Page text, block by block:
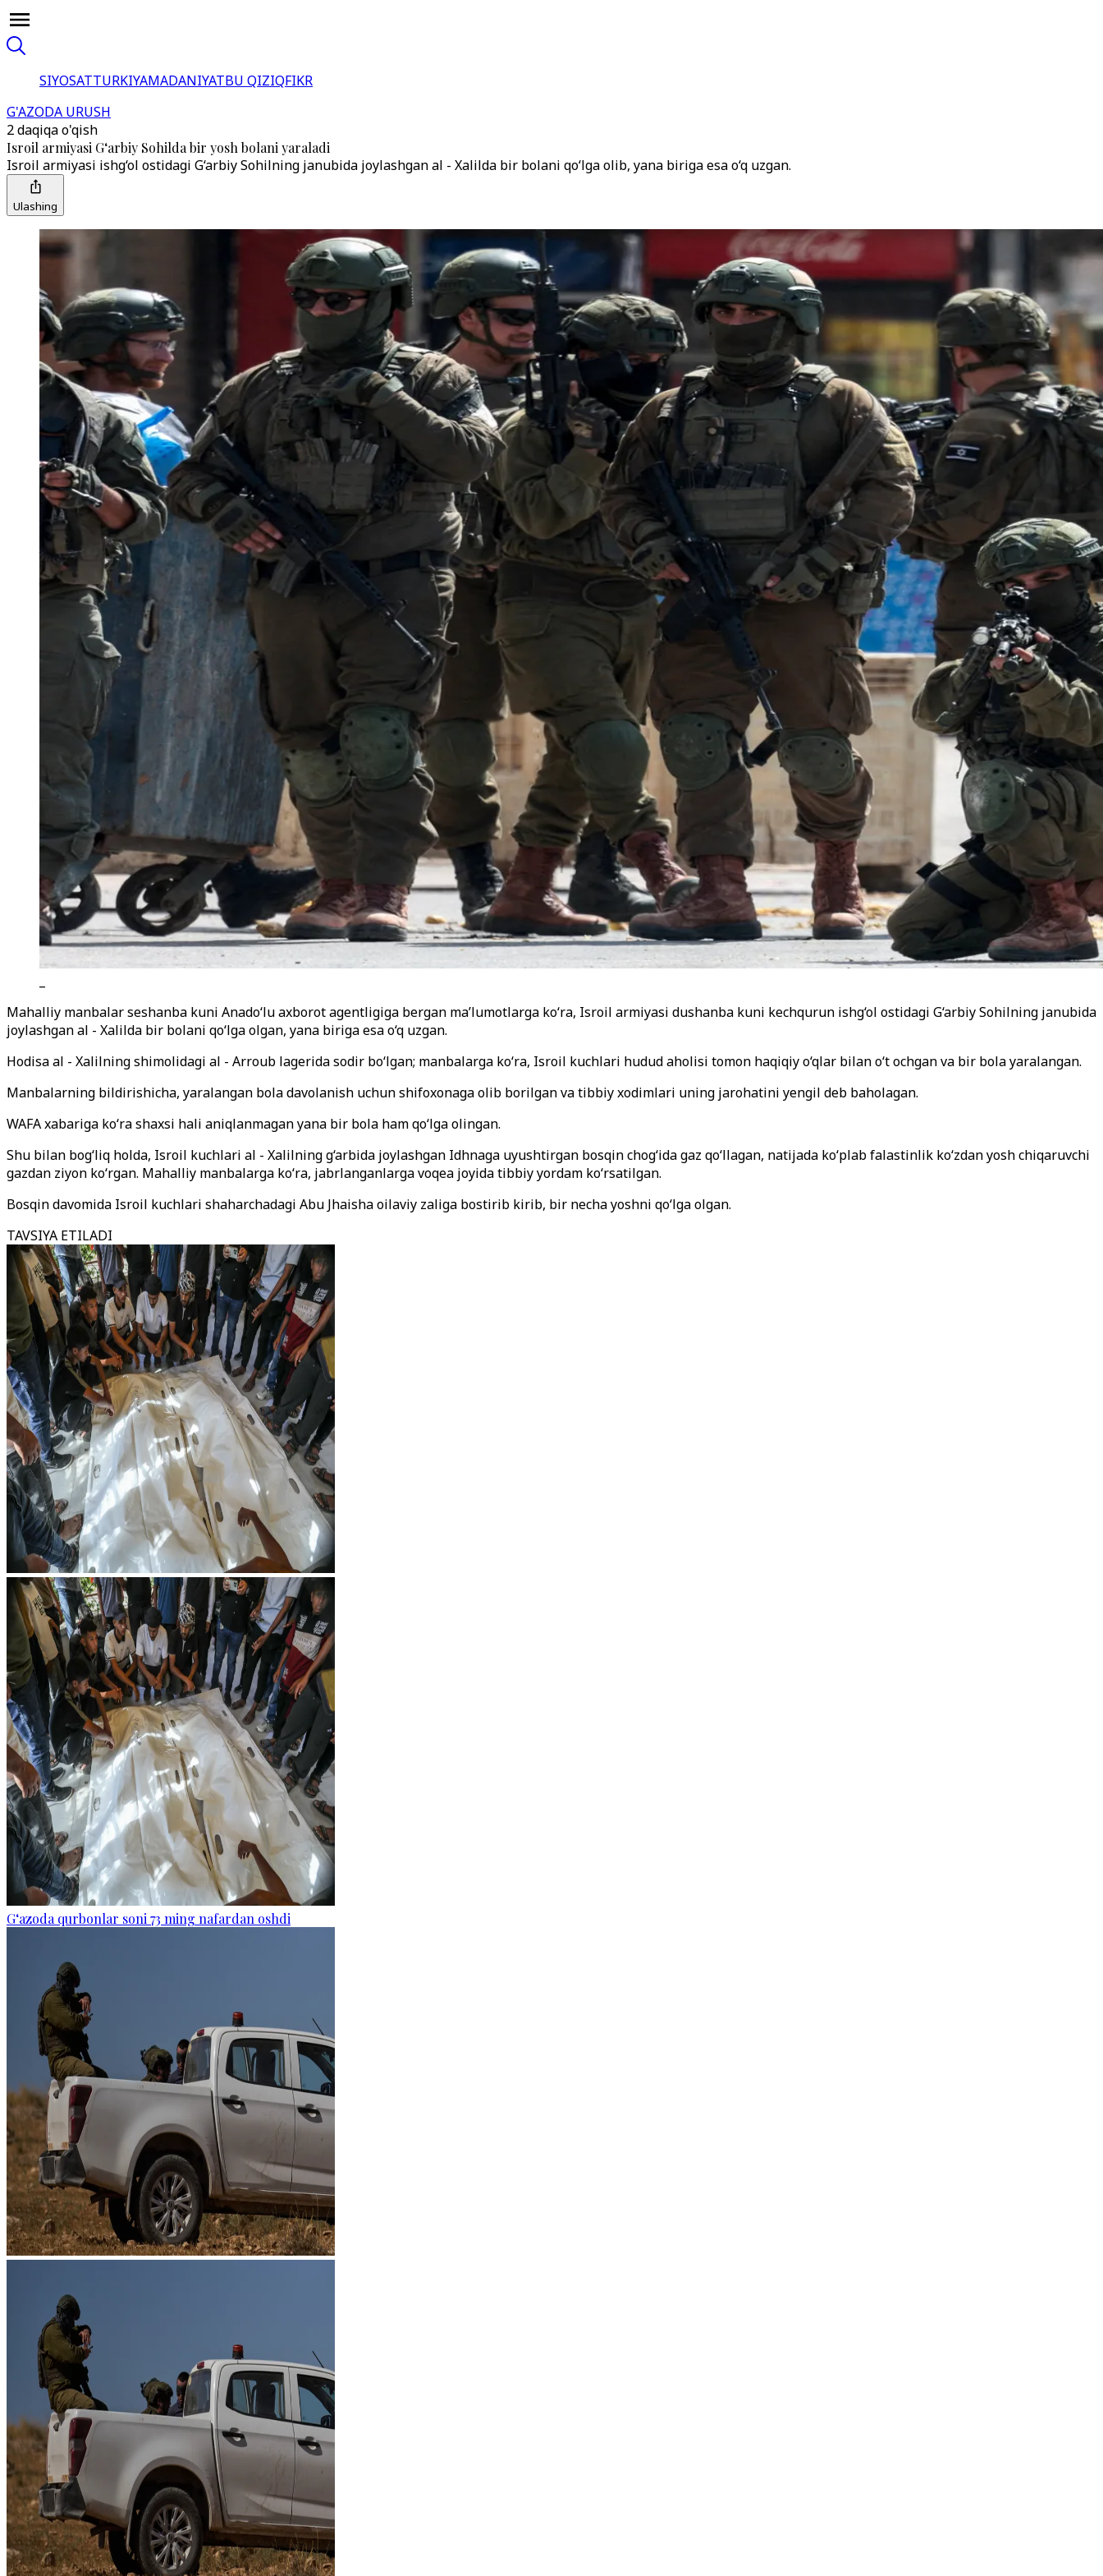
SIYOSATTURKIYAMADANIYATBU QIZIQFIKR
G'AZODA URUSH
2 daqiqa o'qish
Isroil armiyasi G‘arbiy Sohilda bir yosh bolani yaraladi
Isroil armiyasi ishg‘ol ostidagi G‘arbiy Sohilning janubida joylashgan al - Xalilda bir bolani qo‘lga olib, yana biriga esa o‘q uzgan.
Ulashing
Mahalliy manbalar seshanba kuni Anado‘lu axborot agentligiga bergan ma’lumotlarga ko‘ra, Isroil armiyasi dushanba kuni kechqurun ishg‘ol ostidagi G‘arbiy Sohilning janubida
joylashgan al - Xalilda bir bolani qo‘lga olgan, yana biriga esa o‘q uzgan.
Hodisa al - Xalilning shimolidagi al - Arroub lagerida sodir bo‘lgan; manbalarga ko‘ra, Isroil kuchlari hudud aholisi tomon haqiqiy o‘qlar bilan o‘t ochgan va bir bola yaralangan.
Manbalarning bildirishicha, yaralangan bola davolanish uchun shifoxonaga olib borilgan va tibbiy xodimlari uning jarohatini yengil deb baholagan.
WAFA xabariga ko‘ra shaxsi hali aniqlanmagan yana bir bola ham qo‘lga olingan.
Shu bilan bog‘liq holda, Isroil kuchlari al - Xalilning g‘arbida joylashgan Idhnaga uyushtirgan bosqin chog‘ida gaz qo‘llagan, natijada ko‘plab falastinlik ko‘zdan yosh chiqaruvchi
gazdan ziyon ko‘rgan. Mahalliy manbalarga ko‘ra, jabrlanganlarga voqea joyida tibbiy yordam ko‘rsatilgan.
Bosqin davomida Isroil kuchlari shaharchadagi Abu Jhaisha oilaviy zaliga bostirib kirib, bir necha yoshni qo‘lga olgan.
TAVSIYA ETILADI
G‘azoda qurbonlar soni 73 ming nafardan oshdi